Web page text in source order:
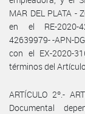
MAR DEL PLATA -
en el RE-2020-
42639979- -APN-
con el EX-2020-
términos del
ARTÍCULO 2º.-
Documental